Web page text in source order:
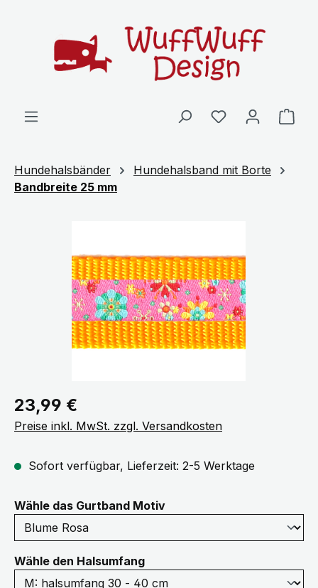
Hundehalsbänder
Hundehalsband mit Borte
Bandbreite 25 mm
Regulärer Preis:
23,99 €
Preise inkl. MwSt. zzgl. Versandkosten
Sofort verfügbar, Lieferzeit: 2-5 Werktage
Wähle das Gurtband Motivauswählen
Wähle den Halsumfangauswählen